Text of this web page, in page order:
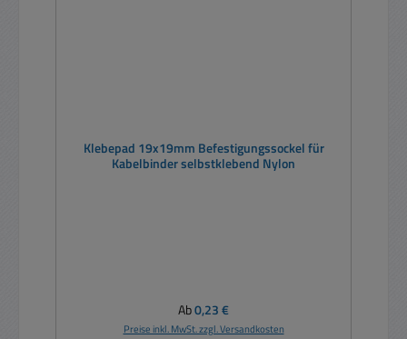
Klebepad 19x19mm Befestigungssockel für
Kabelbinder selbstklebend Nylon
Regulärer Preis:
Ab0,23 €
Preise inkl. MwSt. zzgl. Versandkosten